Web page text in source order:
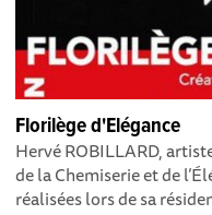
Florilège d'Elégance
Hervé ROBILLARD,
de la Chemiserie et de
réalisées lors de sa